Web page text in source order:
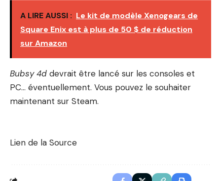
A LIRE AUSSI : Le kit de modèle Xenogears de
Square Enix est à plus de 50 $ de réduction
sur Amazon
Bubsy 4d devrait être lancé sur les consoles et
PC… éventuellement. Vous pouvez le souhaiter
maintenant sur Steam.
Lien de la Source